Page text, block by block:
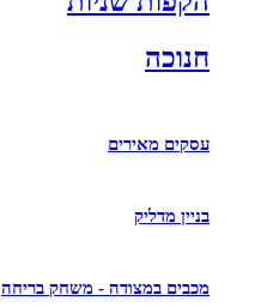
חנוכה
עסקים מאירים
בניין מדליק
מכבים במצודה - משחק בריחה